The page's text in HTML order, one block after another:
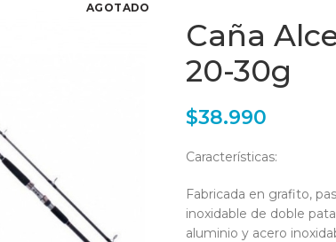
AGOTADO
Caña
20-30g
$38.990
Características:
Fabricada en grafito,
inoxidable de doble
aluminio y acero